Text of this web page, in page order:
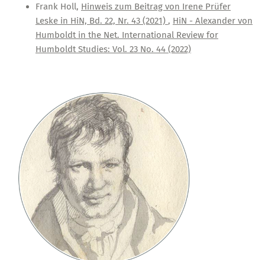
Frank Holl, Hinweis zum Beitrag von Irene Prüfer
Leske in HiN, Bd. 22, Nr. 43 (2021) , HiN - Alexander von
Humboldt in the Net. International Review for
Humboldt Studies: Vol. 23 No. 44 (2022)